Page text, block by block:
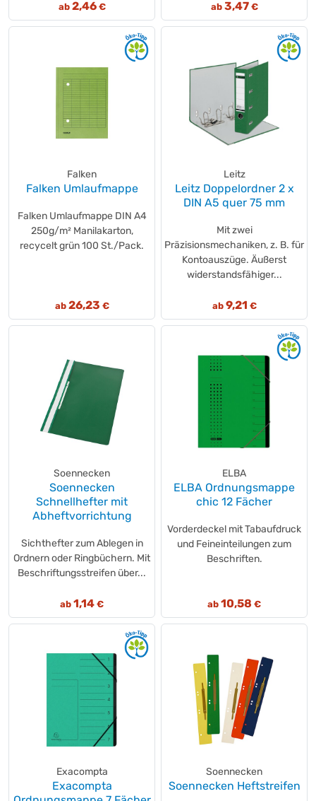
ab 2,46€ ab 3,47€
Falken
Falken Umlaufmappe
Falken Umlaufmappe DIN A4
250g/m² Manilakarton,
recycelt grün 100 St./Pack.
ab 26,23 €
Leitz
Leitz Doppelordner 2 x
DIN A5 quer 75 mm
Mit zwei
Präzisionsmechaniken, z. B. für
Kontoauszüge. Äußerst
widerstandsfähiger...
ab 9,21 €
Soennecken
Soennecken
Schnellhefter mit
Abheftvorrichtung
Sichthefter zum Ablegen in
Ordnern oder Ringbüchern. Mit
Beschriftungsstreifen über...
ab 1,14 €
ELBA
ELBA Ordnungsmappe
chic 12 Fächer
Vorderdeckel mit Tabaufdruck
und Feineinteilungen zum
Beschriften.
ab 10,58 €
Exacompta
Exacompta
Soennecken
Soennecken Heftstreifen